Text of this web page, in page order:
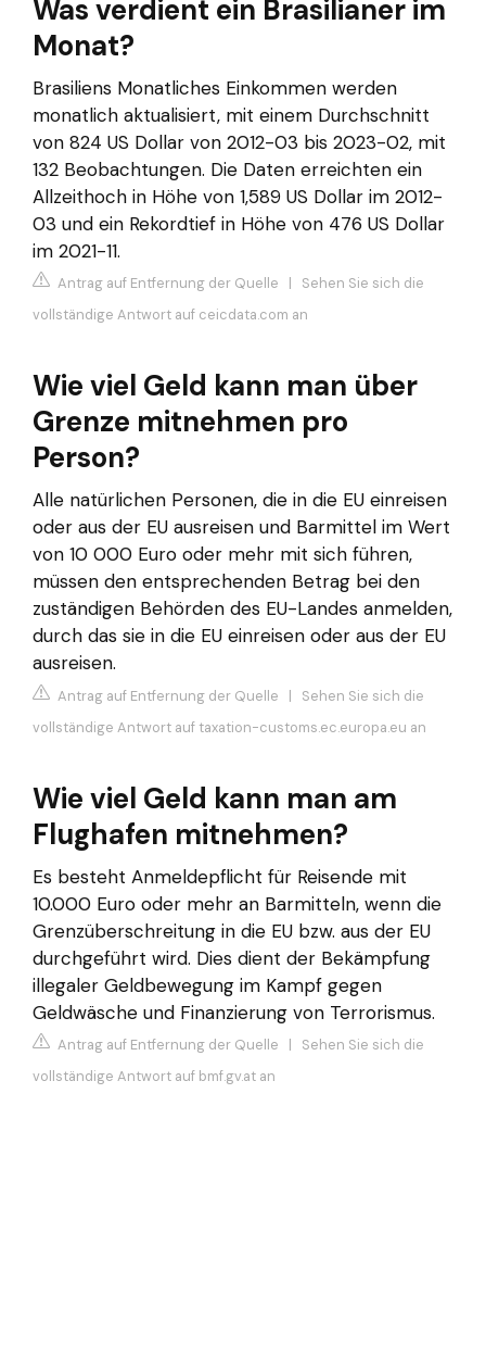
Was verdient ein Brasilianer im
Monat?
Brasiliens Monatliches Einkommen werden
monatlich aktualisiert, mit einem Durchschnitt
von 824 US Dollar von 2012-03 bis 2023-02, mit
132 Beobachtungen. Die Daten erreichten ein
Allzeithoch in Höhe von 1,589 US Dollar im 2012-
03 und ein Rekordtief in Höhe von 476 US Dollar
im 2021-11.
Antrag auf Entfernung der Quelle | Sehen Sie sich die
vollständige Antwort auf ceicdata.com an
Wie viel Geld kann man über
Grenze mitnehmen pro
Person?
Alle natürlichen Personen, die in die EU einreisen
oder aus der EU ausreisen und Barmittel im Wert
von 10 000 Euro oder mehr mit sich führen,
müssen den entsprechenden Betrag bei den
zuständigen Behörden des EU-Landes anmelden,
durch das sie in die EU einreisen oder aus der EU
ausreisen.
Antrag auf Entfernung der Quelle | Sehen Sie sich die
vollständige Antwort auf taxation-customs.ec.europa.eu an
Wie viel Geld kann man am
Flughafen mitnehmen?
Es besteht Anmeldepflicht für Reisende mit
10.000 Euro oder mehr an Barmitteln, wenn die
Grenzüberschreitung in die EU bzw. aus der EU
durchgeführt wird. Dies dient der Bekämpfung
illegaler Geldbewegung im Kampf gegen
Geldwäsche und Finanzierung von Terrorismus.
Antrag auf Entfernung der Quelle | Sehen Sie sich die
vollständige Antwort auf bmf.gv.at an